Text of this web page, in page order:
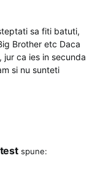
sa fiti batuti,
Brother etc Daca
ca ies in secunda
si nu sunteti
spune: